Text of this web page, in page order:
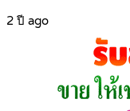
2 ปี ago